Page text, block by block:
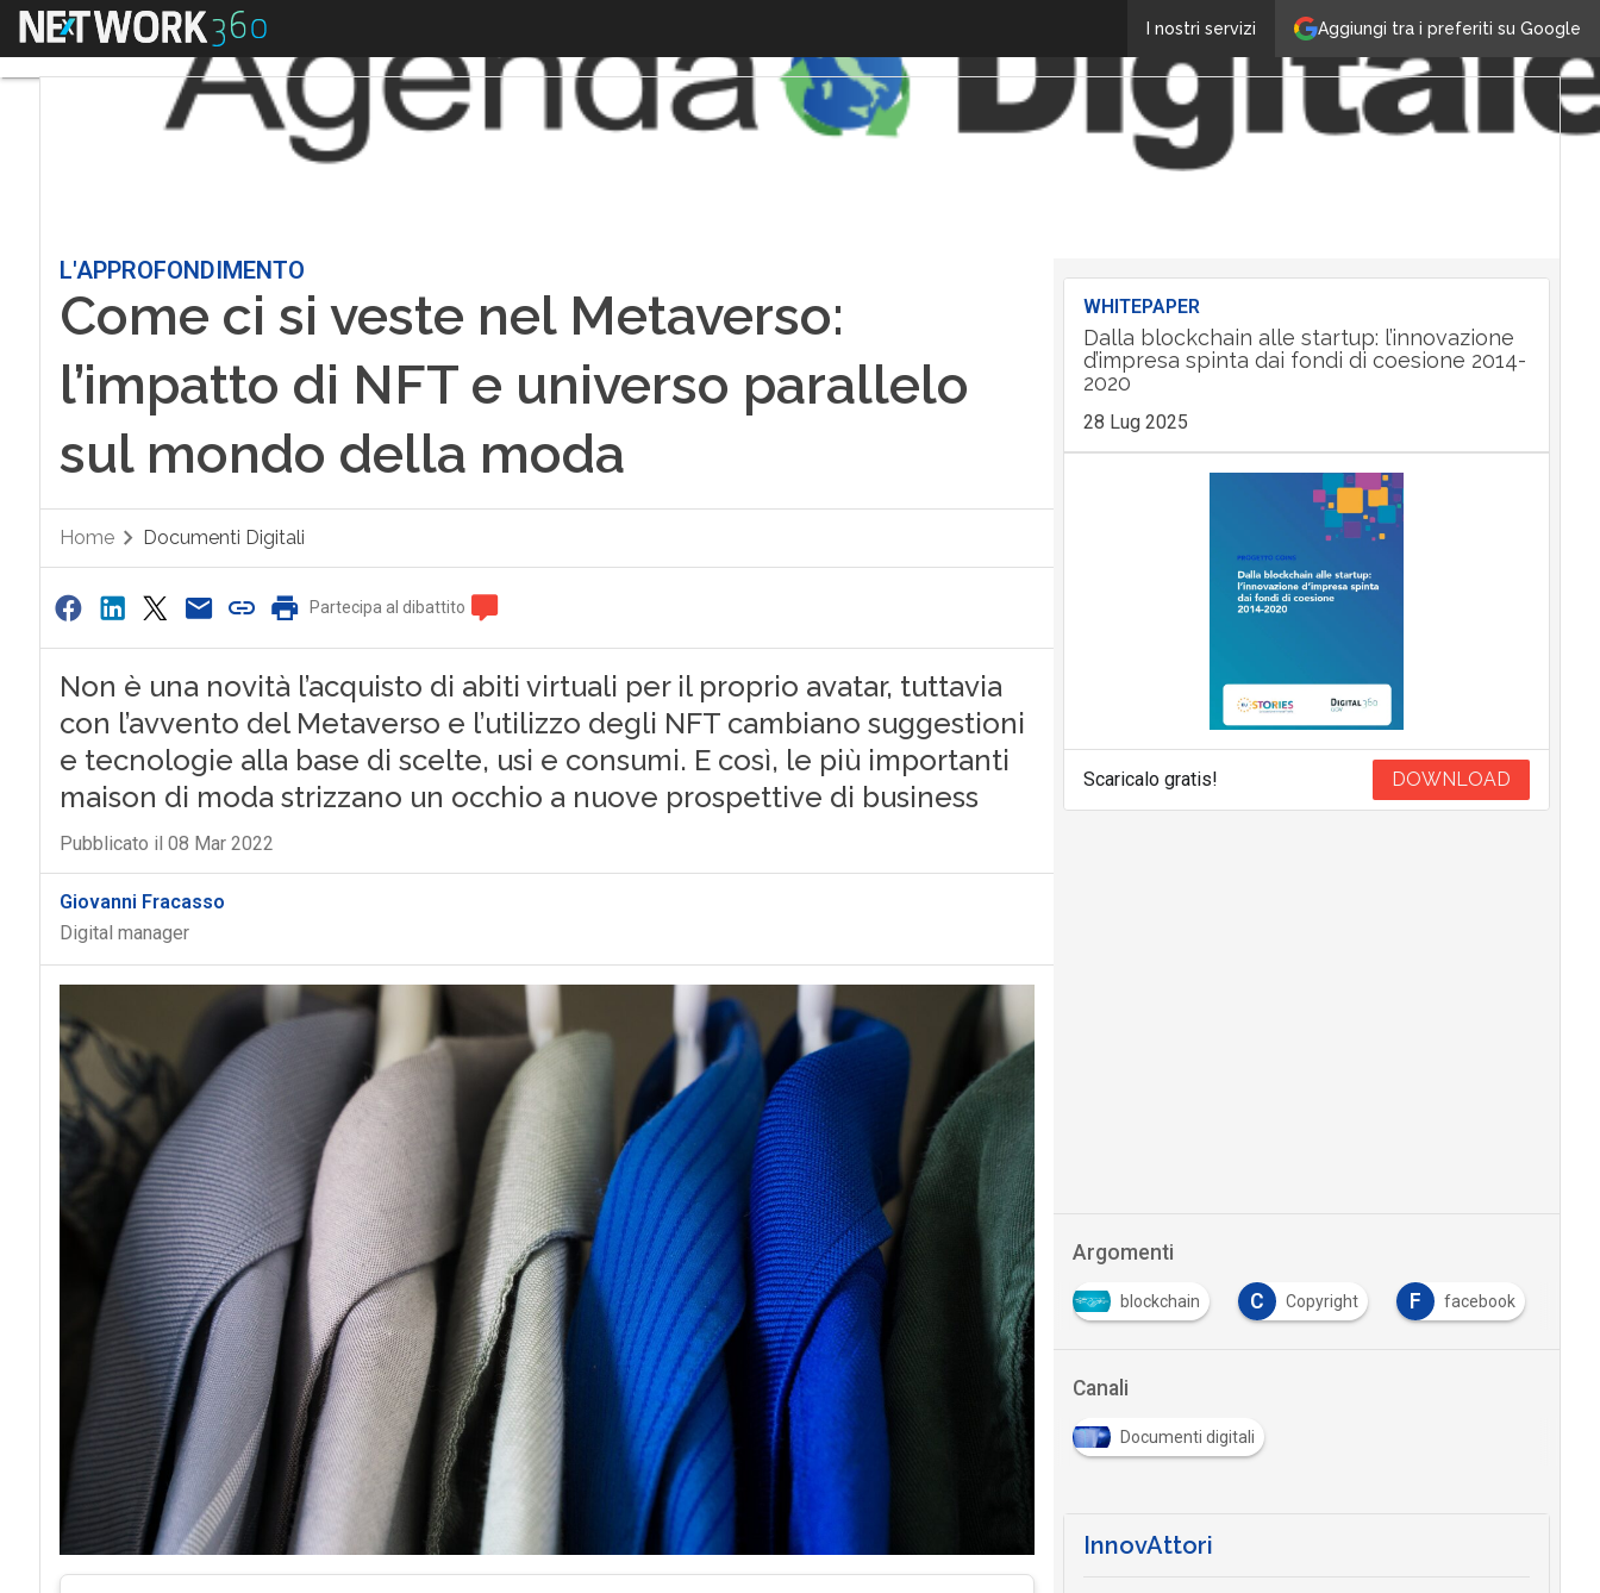
Aggiungi tra i preferiti su Google
I nostri servizi
Menu
L'APPROFONDIMENTO
Come ci si veste nel Metaverso:
l’impatto di NFT e universo parallelo
sul mondo della moda
Home Documenti Digitali
Partecipa al dibattito
Non è una novità l’acquisto di abiti virtuali per il proprio avatar, tuttavia
con l’avvento del Metaverso e l’utilizzo degli NFT cambiano suggestioni
e tecnologie alla base di scelte, usi e consumi. E così, le più importanti
maison di moda strizzano un occhio a nuove prospettive di business
Pubblicato il 08 Mar 2022
Giovanni Fracasso
Digital manager
WHITEPAPER
Dalla blockchain alle startup: l’innovazione
d’impresa spinta dai fondi di coesione 2014-
2020
28 Lug 2025
Scaricalo gratis! DOWNLOAD
Argomenti
blockchain C Copyright F facebook
Canali
Documenti digitali
InnovAttori